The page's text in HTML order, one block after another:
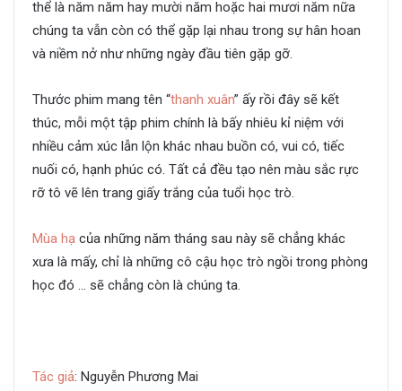
thể là năm năm hay mười năm hoặc hai mươi năm nữa
chúng ta vẫn còn có thể gặp lại nhau trong sự hân hoan
và niềm nở như những ngày đầu tiên gặp gỡ.
Thước phim mang tên “thanh xuân” ấy rồi đây sẽ kết
thúc, mỗi một tập phim chính là bấy nhiêu kỉ niệm với
nhiều cảm xúc lẫn lộn khác nhau buồn có, vui có, tiếc
nuối có, hạnh phúc có. Tất cả đều tạo nên màu sắc rực
rỡ tô vẽ lên trang giấy trắng của tuổi học trò.
Mùa hạ của những năm tháng sau này sẽ chẳng khác
xưa là mấy, chỉ là những cô cậu học trò ngồi trong phòng
học đó … sẽ chẳng còn là chúng ta.
Tác giả: Nguyễn Phương Mai